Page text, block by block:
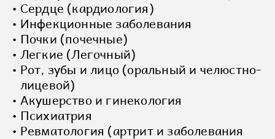
Сердце (кардиология)
Инфекционные заболевания
Почки (почечные)
Легкие (Легочный)
Рот, зубы и лицо (оральный и челюстно-
лицевой)
Акушерство и гинекология
Психиатрия
Ревматология (артрит и заболевания